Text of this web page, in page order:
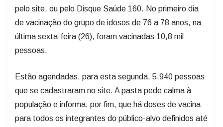
pelo site, ou pelo Disque Saúde 160. No primeiro dia
de vacinação do grupo de idosos de 76 a 78 anos, na
última sexta-feira (26), foram vacinadas 10,8 mil
pessoas.
Estão agendadas, para esta segunda, 5.940 pessoas
que se cadastraram no site. A pasta pede calma à
população e informa, por fim, que há doses de vacina
para todos os integrantes do público-alvo definidos até